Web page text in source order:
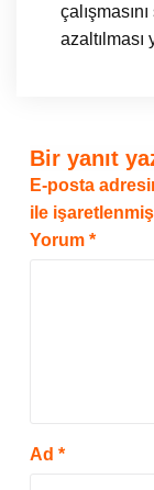
azaltılması
Bir yanıt
E-posta
ile
Yorum *
Ad *